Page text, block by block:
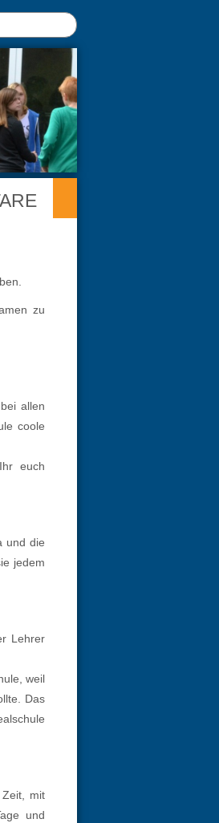
zu
allen
coole
euch
und die
jedem
Lehrer
weil
Das
mit
und